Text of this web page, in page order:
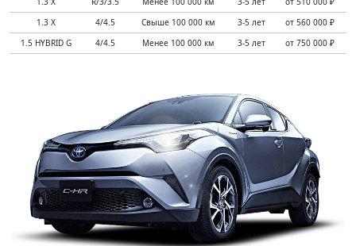
1.3 X
4/4.5 Свыше 100 000 км 3-5 лет
от 560 000 ₽
1.5 HYBRID G
4/4.5 Менее 100 000 км 3-5 лет от 750 000 ₽